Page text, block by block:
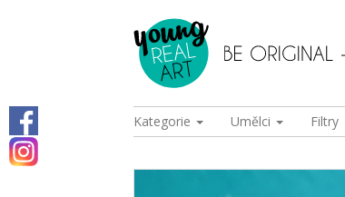
Kategorie Umělci Filtry